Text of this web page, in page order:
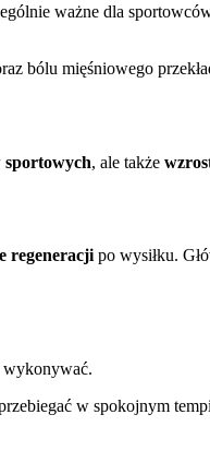
ważne dla
bólu mięśniowego
, ale także
regeneracji po wysiłku.
wykonywać.
w spokojnym